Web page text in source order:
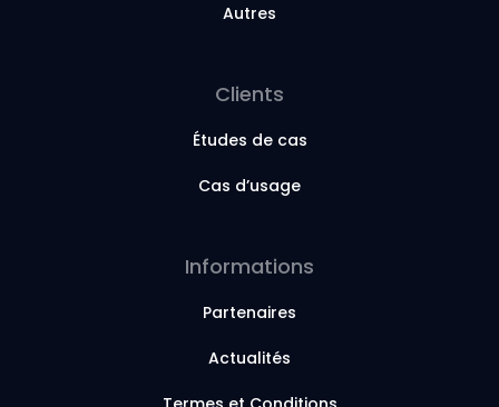
Autres
Clients
Études de cas
Cas d’usage
Informations
Partenaires
Actualités